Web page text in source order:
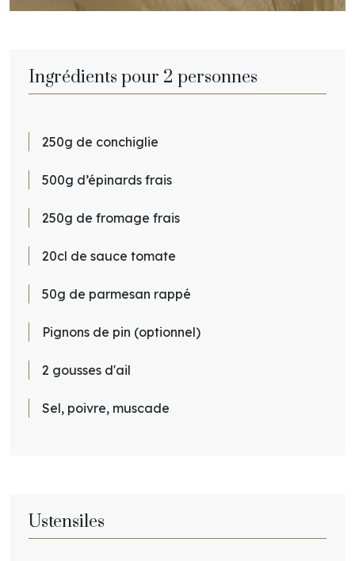
Ingrédients pour 2 personnes
250g de conchiglie
500g d’épinards frais
250g de fromage frais
20cl de sauce tomate
50g de parmesan rappé
Pignons de pin (optionnel)
2 gousses d'ail
Sel, poivre, muscade
Ustensiles